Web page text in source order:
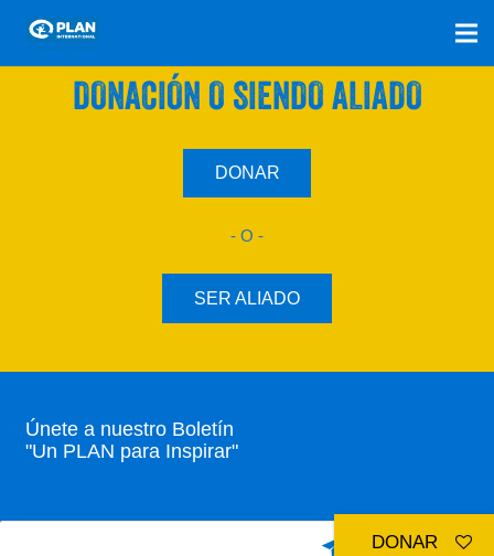
SÚMATE A NUESTRO PLAN CON UNA
DONACIÓN O SIENDO ALIADO
DONAR
- O -
SER ALIADO
Únete a nuestro Boletín
"Un PLAN para Inspirar"
DONAR